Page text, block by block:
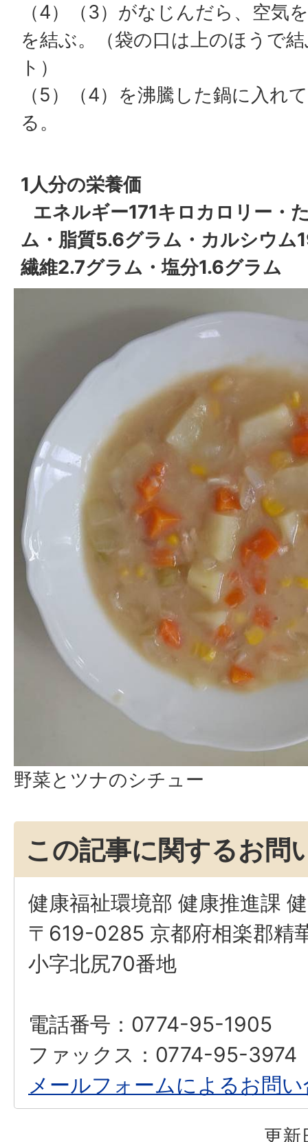
（4）（3）がなじんだら、空気
を結ぶ。（袋の口は上のほうで
ト）
（5）（4）を沸騰した鍋に入れ
る。
1人分の栄養価
エネルギー171キロカロリー・
ム・脂質5.6グラム・カルシウム
繊維2.7グラム・塩分1.6グラム
野菜とツナのシチュー
この記事に関するお問
健康福祉環境部 健康推進課
〒619-0285 京都府相楽郡精
小字北尻70番地
電話番号：0774-95-1905
ファックス：0774-95-3974
メールフォームによるお問
更新